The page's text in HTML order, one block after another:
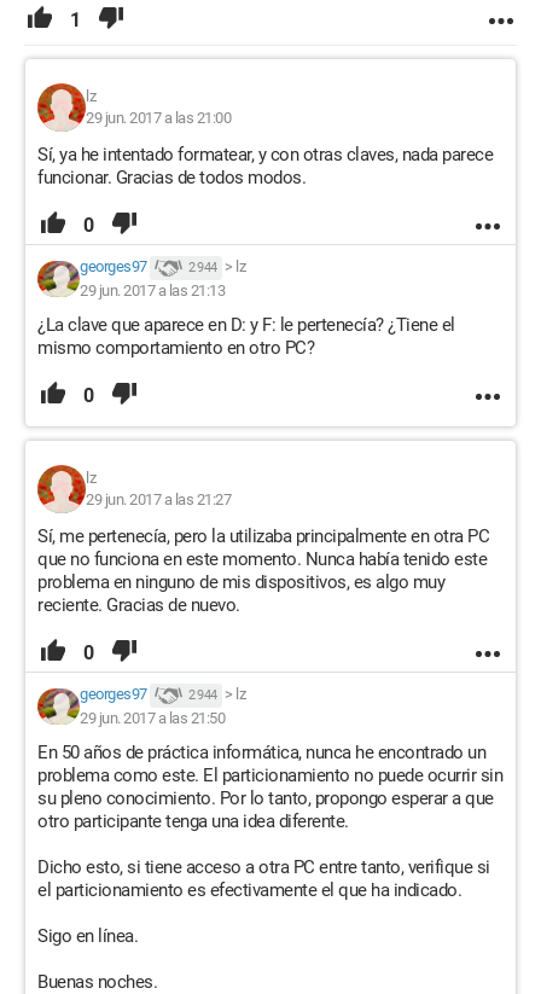
1
lz
29 jun. 2017 a las 21:00
Sí, ya he intentado formatear, y con otras claves, nada parece
funcionar. Gracias de todos modos.
0
georges97 2 944 > lz
29 jun. 2017 a las 21:13
¿La clave que aparece en D: y F: le pertenecía? ¿Tiene el
mismo comportamiento en otro PC?
0
lz
29 jun. 2017 a las 21:27
Sí, me pertenecía, pero la utilizaba principalmente en otra PC
que no funciona en este momento. Nunca había tenido este
problema en ninguno de mis dispositivos, es algo muy
reciente. Gracias de nuevo.
0
georges97 2 944 > lz
29 jun. 2017 a las 21:50
En 50 años de práctica informática, nunca he encontrado un
problema como este. El particionamiento no puede ocurrir sin
su pleno conocimiento. Por lo tanto, propongo esperar a que
otro participante tenga una idea diferente.
Dicho esto, si tiene acceso a otra PC entre tanto, verifique si
el particionamiento es efectivamente el que ha indicado.
Sigo en línea.
Buenas noches.